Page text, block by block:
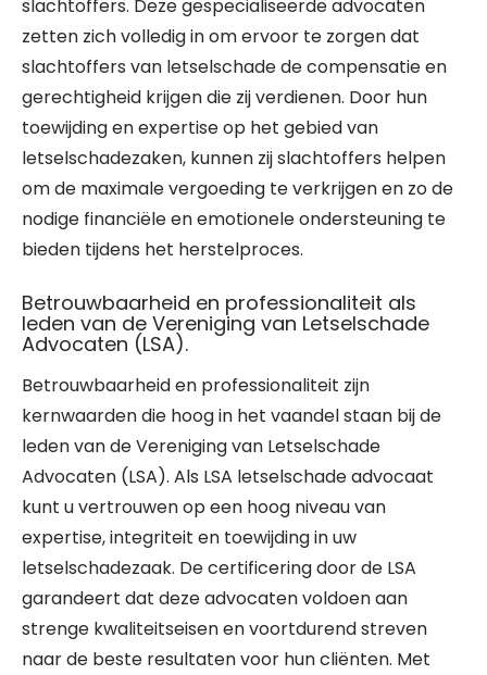
slachtoffers. Deze gespecialiseerde advocaten
zetten zich volledig in om ervoor te zorgen dat
slachtoffers van letselschade de compensatie en
gerechtigheid krijgen die zij verdienen. Door hun
toewijding en expertise op het gebied van
letselschadezaken, kunnen zij slachtoffers helpen
om de maximale vergoeding te verkrijgen en zo de
nodige financiële en emotionele ondersteuning te
bieden tijdens het herstelproces.
Betrouwbaarheid en professionaliteit als
leden van de Vereniging van Letselschade
Advocaten (LSA).
Betrouwbaarheid en professionaliteit zijn
kernwaarden die hoog in het vaandel staan bij de
leden van de Vereniging van Letselschade
Advocaten (LSA). Als LSA letselschade advocaat
kunt u vertrouwen op een hoog niveau van
expertise, integriteit en toewijding in uw
letselschadezaak. De certificering door de LSA
garandeert dat deze advocaten voldoen aan
strenge kwaliteitseisen en voortdurend streven
naar de beste resultaten voor hun cliënten. Met